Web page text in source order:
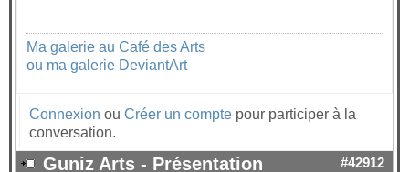
Ma galerie au Café des Arts
ou ma galerie DeviantArt
Connexion ou Créer un compte pour participer à la
conversation.
Guniz Arts - Présentation #42912